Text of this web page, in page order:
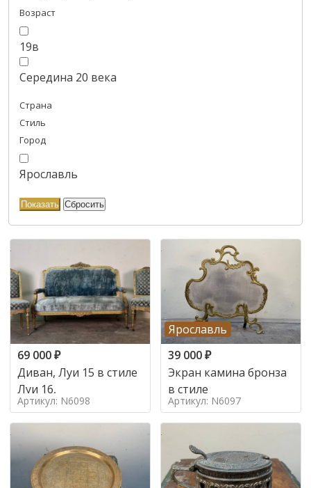
Возраст
19в
Середина 20 века
Страна
Стиль
Город
Ярославль
69 000₽
Диван, Луи 15 в стиле
Луи 16,
Артикул: N6098
Ярославль
39 000₽
Экран камина бронза
в стиле
Артикул: N6097